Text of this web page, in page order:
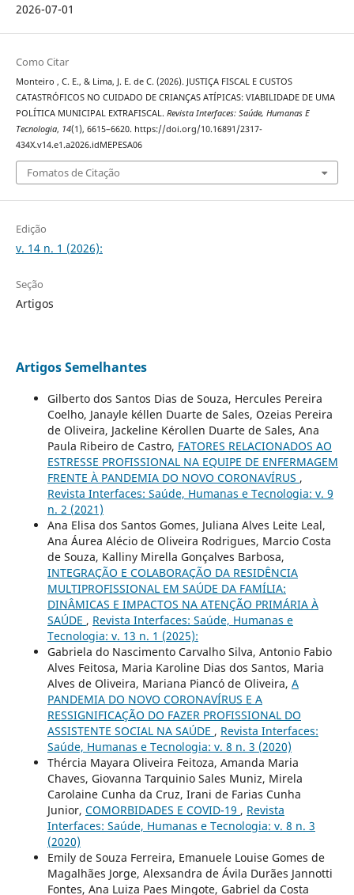
2026-07-01
Como Citar
Monteiro , C. E., & Lima, J. E. de C. (2026). JUSTIÇA FISCAL E CUSTOS
CATASTRÓFICOS NO CUIDADO DE CRIANÇAS ATÍPICAS: VIABILIDADE DE UMA
POLÍTICA MUNICIPAL EXTRAFISCAL. Revista Interfaces: Saúde, Humanas E
Tecnologia, 14(1), 6615–6620. https://doi.org/10.16891/2317-
434X.v14.e1.a2026.idMEPESA06
Fomatos de Citação
Edição
v. 14 n. 1 (2026):
Seção
Artigos
Artigos Semelhantes
Gilberto dos Santos Dias de Souza, Hercules Pereira
Coelho, Janayle kéllen Duarte de Sales, Ozeias Pereira
de Oliveira, Jackeline Kérollen Duarte de Sales, Ana
Paula Ribeiro de Castro, FATORES RELACIONADOS AO
ESTRESSE PROFISSIONAL NA EQUIPE DE ENFERMAGEM
FRENTE À PANDEMIA DO NOVO CORONAVÍRUS ,
Revista Interfaces: Saúde, Humanas e Tecnologia: v. 9
n. 2 (2021)
Ana Elisa dos Santos Gomes, Juliana Alves Leite Leal,
Ana Áurea Alécio de Oliveira Rodrigues, Marcio Costa
de Souza, Kalliny Mirella Gonçalves Barbosa,
INTEGRAÇÃO E COLABORAÇÃO DA RESIDÊNCIA
MULTIPROFISSIONAL EM SAÚDE DA FAMÍLIA:
DINÂMICAS E IMPACTOS NA ATENÇÃO PRIMÁRIA À
SAÚDE , Revista Interfaces: Saúde, Humanas e
Tecnologia: v. 13 n. 1 (2025):
Gabriela do Nascimento Carvalho Silva, Antonio Fabio
Alves Feitosa, Maria Karoline Dias dos Santos, Maria
Alves de Oliveira, Mariana Piancó de Oliveira, A
PANDEMIA DO NOVO CORONAVÍRUS E A
RESSIGNIFICAÇÃO DO FAZER PROFISSIONAL DO
ASSISTENTE SOCIAL NA SAÚDE , Revista Interfaces:
Saúde, Humanas e Tecnologia: v. 8 n. 3 (2020)
Thércia Mayara Oliveira Feitoza, Amanda Maria
Chaves, Giovanna Tarquinio Sales Muniz, Mirela
Carolaine Cunha da Cruz, Irani de Farias Cunha
Junior, COMORBIDADES E COVID-19 , Revista
Interfaces: Saúde, Humanas e Tecnologia: v. 8 n. 3
(2020)
Emily de Souza Ferreira, Emanuele Louise Gomes de
Magalhães Jorge, Alexsandra de Ávila Durães Jannotti
Fontes, Ana Luiza Paes Mingote, Gabriel da Costa